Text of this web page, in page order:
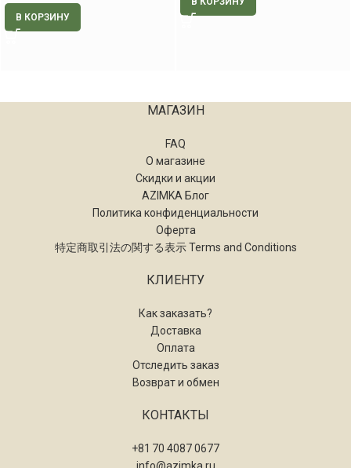
В КОРЗИНУ
МАГАЗИН
FAQ
О магазине
Скидки и акции
AZIMKA Блог
Политика конфиденциальности
Оферта
特定商取引法の関する表示 Terms and Conditions
КЛИЕНТУ
Как заказать?
Доставка
Оплата
Отследить заказ
Возврат и обмен
КОНТАКТЫ
+81 70 4087 0677